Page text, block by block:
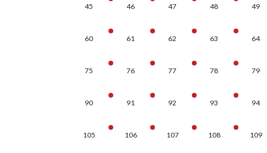
45 46 47 48 49
60 61 62 63 64
75 76 77 78 79
90 91 92 93 94
105 106 107 108 109